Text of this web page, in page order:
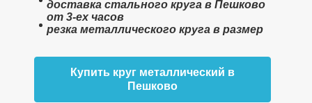
доставка стального круга в Пешково
от 3-ех часов
резка металлического круга в размер
Купить круг металлический в
Пешково